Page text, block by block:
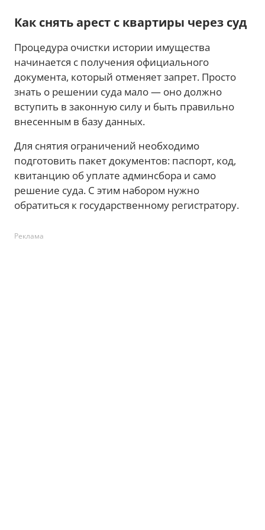
Как снять арест с квартиры через суд
Процедура очистки истории имущества
начинается с получения официального
документа, который отменяет запрет. Просто
знать о решении суда мало — оно должно
вступить в законную силу и быть правильно
внесенным в базу данных.
Для снятия ограничений необходимо
подготовить пакет документов: паспорт, код,
квитанцию об уплате админсбора и само
решение суда. С этим набором нужно
обратиться к государственному регистратору.
Реклама